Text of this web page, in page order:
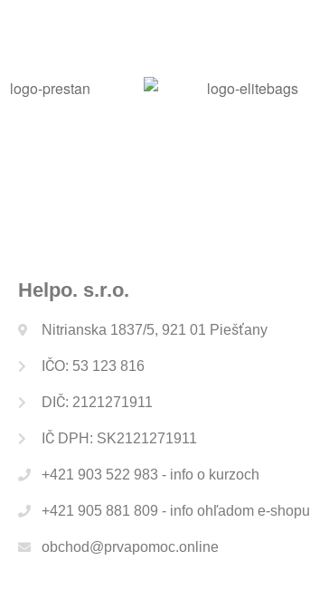
Helpo. s.r.o.
Nitrianska 1837/5, 921 01 Piešťany
IČO: 53 123 816
DIČ: 2121271911
IČ DPH: SK2121271911
+421 903 522 983 - info o kurzoch
+421 905 881 809 - info ohľadom e-shopu
obchod@prvapomoc.online